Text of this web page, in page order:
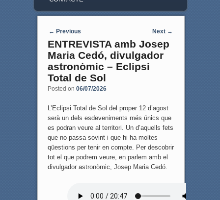
Post navigation
← Previous Next →
ENTREVISTA amb Josep
Maria Cedó, divulgador
astronòmic – Eclipsi
Total de Sol
Posted on 06/07/2026
L’Eclipsi Total de Sol del proper 12 d’agost
serà un dels esdeveniments més únics que
es podran veure al territori. Un d’aquells fets
que no passa sovint i que hi ha moltes
qüestions per tenir en compte. Per descobrir
tot el que podrem veure, en parlem amb el
divulgador astronòmic, Josep Maria Cedó.